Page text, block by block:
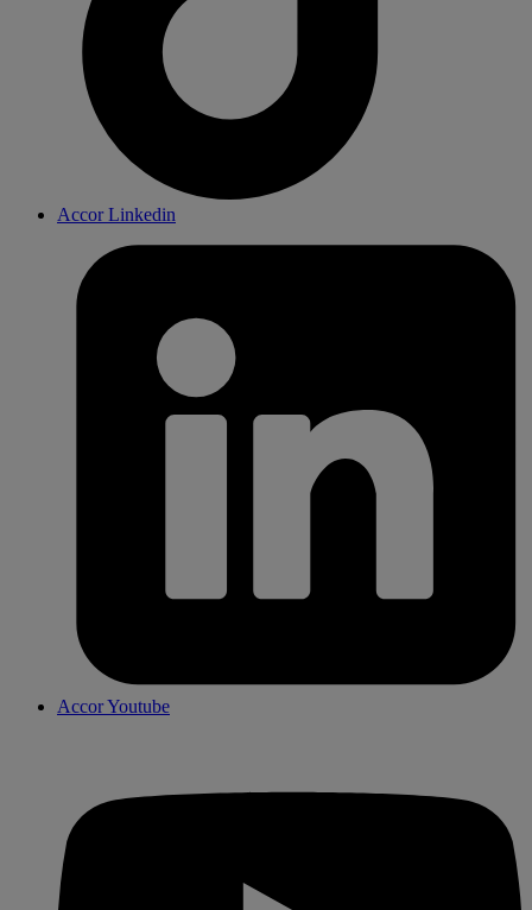
Accor Linkedin
Accor Youtube